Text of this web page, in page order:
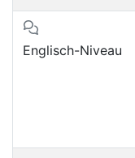
Englisch-Niveau